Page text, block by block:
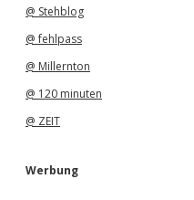
@ Stehblog
@ fehlpass
@ Millernton
@ 120 minuten
@ ZEIT
Werbung